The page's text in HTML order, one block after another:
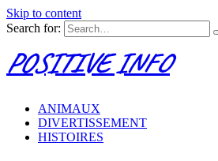
Skip to content
Search for:
POSITIVE INFO
ANIMAUX
DIVERTISSEMENT
HISTOIRES